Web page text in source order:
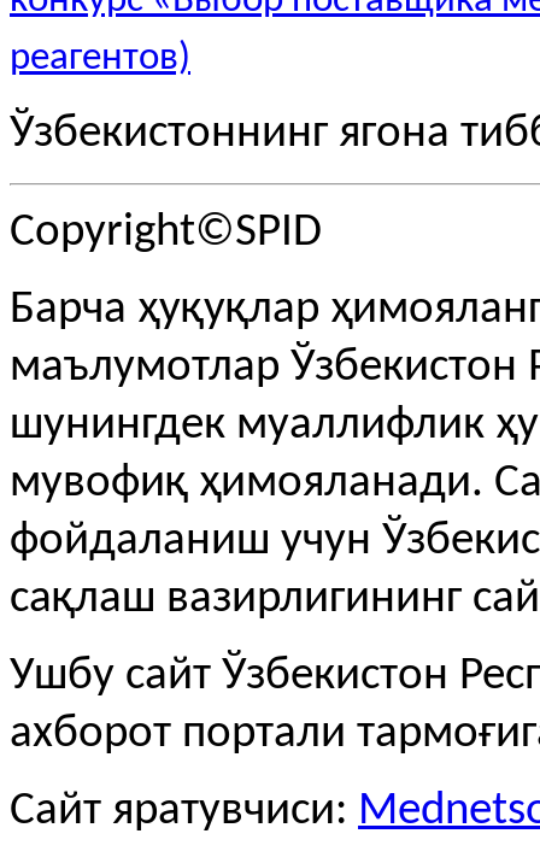
реагентов)
Ўзбекистоннинг ягона
Copyright©SPID
Барча ҳуқуқлар
маълумотлар Ўзбекистон
шунингдек муаллифлик
мувофиқ ҳимояланади.
фойдаланиш учун
сақлаш вазирлигининг
Ушбу сайт Ўзбекистон
ахборот портали
Сайт яратувчиси: